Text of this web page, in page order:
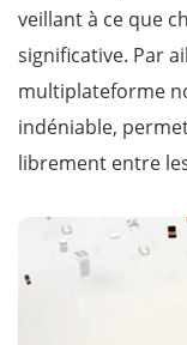
veillant à ce que
significative. Par
multiplateforme
indéniable,
librement entre